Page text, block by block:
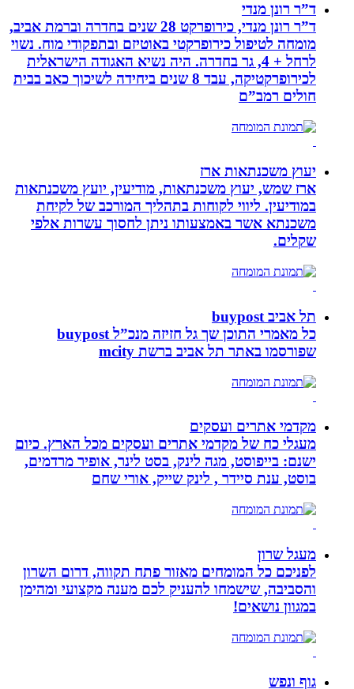
ד”ר רונן מנדי
ד”ר רונן מנדי, כירופרקט 28 שנים בחדרה וברמת אביב,
מומחה לטיפול כירופרקטי באוטיזם ובתפקודי מוח. נשוי
לרחל + 4, גר בחדרה. היה נשיא האגודה הישראלית
לכירופרקטיקה, עבד 8 שנים ביחידה לשיכוך כאב בבית
חולים רמב”ם
יעוץ משכנתאות ארז
ארז שמש, יעוץ משכנתאות, מודיעין, יועץ משכנתאות
במודיעין. ליווי לקוחות בתהליך המורכב של לקיחת
משכנתא אשר באמצעותו ניתן לחסוך עשרות אלפי
שקלים.
תל אביב buypost
כל מאמרי התוכן שך גל חזיזה מנכ”ל buypost
שפורסמו באתר תל אביב ברשת mcity
מקדמי אתרים ועסקים
מעגלי כח של מקדמי אתרים ועסקים מכל הארץ. כיום
ישנם: בייפוסט, מגה לינק, בסט לינר, אופיר מרדמים,
בוסט, ענת סיידר , לינק שייק, אורי שחם
מעגל שרון
לפניכם כל המומחים מאזור פתח תקווה, דרום השרון
והסביבה, שישמחו להעניק לכם מענה מקצועי ומהימן
במגוון נושאים!
גוף ונפש